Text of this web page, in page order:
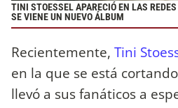
TINI STOESSEL APARECIÓ EN LAS
SE VIENE UN NUEVO ÁLBUM
Recientemente, Tini
en la que se está
llevó a sus fanáticos a